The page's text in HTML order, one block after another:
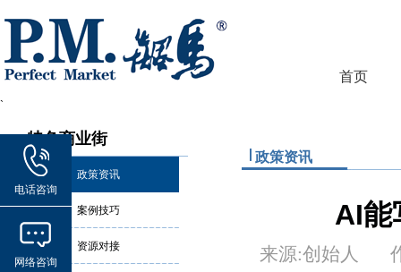
首页
`
特色商业街
政策资讯
案例技巧
资源对接
政策资讯
AI能
来源:创始人
电话咨询
网络咨询